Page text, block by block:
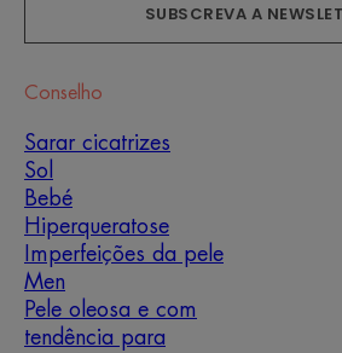
SUBSCREVA A
Conselho
Sarar cicatrizes
Sol
Bebé
Hiperqueratose
Imperfeições da pele
Men
Pele oleosa e com
tendência para